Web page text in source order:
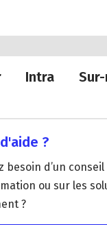
Intra
?
besoin d’un
ou sur les
?